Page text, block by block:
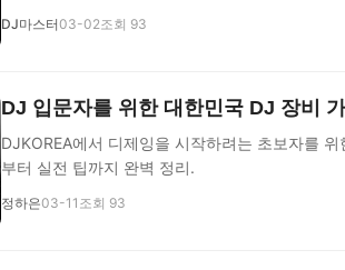
DJ마스터03-02조회 93
DJ 입문자를 위한 대한민국 DJ 장비
DJKOREA에서 디제잉을 시작하려는 초보자를
부터 실전 팁까지 완벽 정리.
정하은03-11 조회 93